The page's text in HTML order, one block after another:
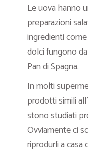
Le uova hanno
preparazioni
ingredienti
dolci fungono
Pan di Spagna.
In molti
prodotti simili
stono studiati
Ovviamente ci
riprodurli a casa